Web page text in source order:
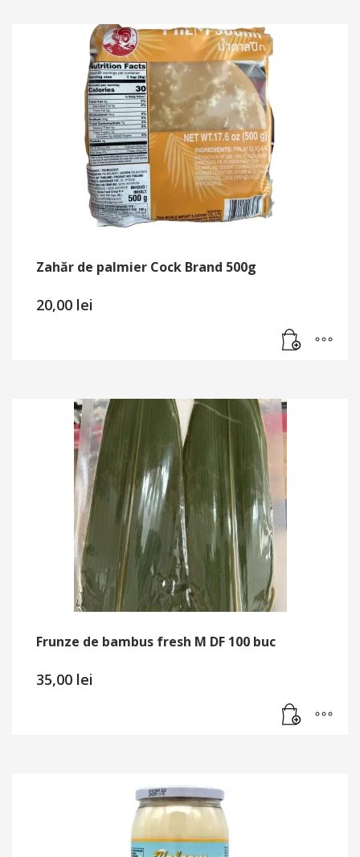
Zahăr de palmier Cock Brand 500g
20,00 lei
Frunze de bambus fresh M DF 100 buc
35,00 lei